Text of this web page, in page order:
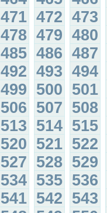
471 472 473
478 479 480
485 486 487
492 493 494
499 500 501
506 507 508
513 514 515
520 521 522
527 528 529
534 535 536
541 542 543